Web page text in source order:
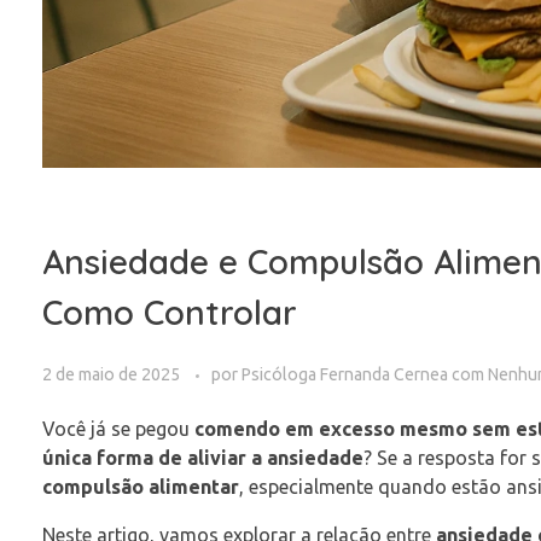
Ansiedade e Compulsão
Como Controlar
2 de maio de 2025 por Psicóloga Fernanda Cernea com
Você já se pegou comendo em excesso mesmo sem
única forma de aliviar a ansiedade? Se a resposta for
compulsão alimentar, especialmente quando estão
Neste artigo, vamos explorar a relação entre ansiedade